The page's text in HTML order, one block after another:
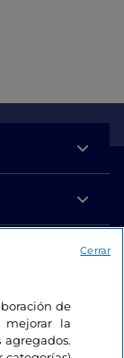
de
mejorar la
Cerrar